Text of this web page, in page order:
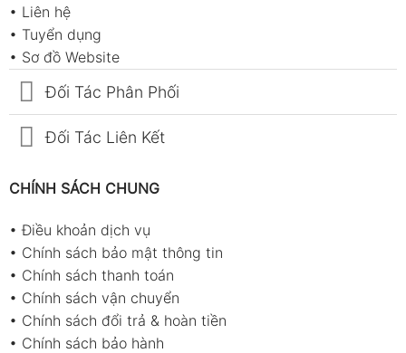
• Liên hệ
• Tuyển dụng
• Sơ đồ Website
Đối Tác Phân Phối
Đối Tác Liên Kết
CHÍNH SÁCH CHUNG
•Điều khoản dịch vụ
• Chính sách bảo mật thông tin
• Chính sách thanh toán
• Chính sách vận chuyển
• Chính sách đổi trả & hoàn tiền
• Chính sách bảo hành